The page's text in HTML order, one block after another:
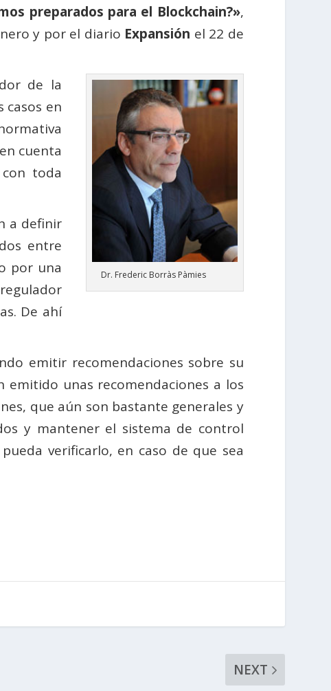
preparados para el Blockchain?»,
y por el diario Expansión el 22 de
Dr. Frederic Borràs Pàmies
de la
casos en
cuenta
toda
a definir
entre
por una
De ahí
emitir recomendaciones sobre su
unas recomendaciones a los
que aún son bastante generales y
y mantener el sistema de control
verificarlo, en caso de que sea
NEXT